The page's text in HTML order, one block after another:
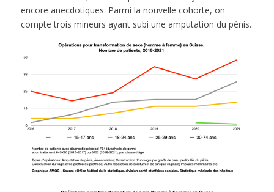
encore anecdotiques. Parmi la nouvelle cohorte, on
compte trois mineurs ayant subi une amputation du pénis.